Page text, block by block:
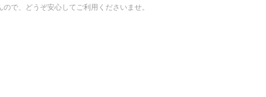
ので、どうぞ安心してご利用くださいませ。